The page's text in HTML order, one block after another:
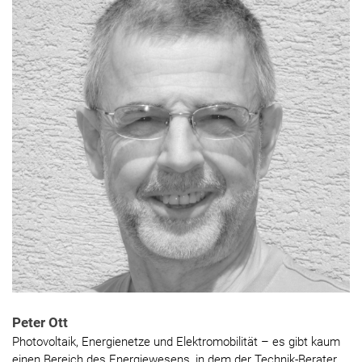
Peter Ott
Photovoltaik, Energienetze und Elektromobilität – es gibt kaum